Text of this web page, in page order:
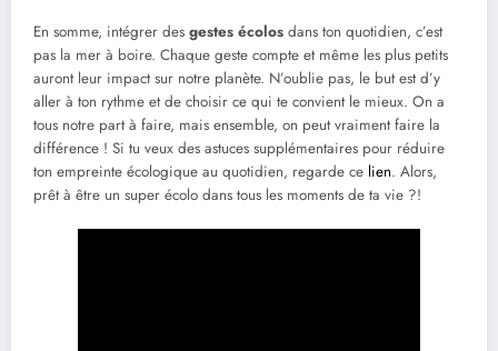
En somme, intégrer des gestes écolos dans ton quotidien, c’est
pas la mer à boire. Chaque geste compte et même les plus petits
auront leur impact sur notre planète. N’oublie pas, le but est d’y
aller à ton rythme et de choisir ce qui te convient le mieux. On a
tous notre part à faire, mais ensemble, on peut vraiment faire la
différence ! Si tu veux des astuces supplémentaires pour réduire
ton empreinte écologique au quotidien, regarde ce lien. Alors,
prêt à être un super écolo dans tous les moments de ta vie ?!